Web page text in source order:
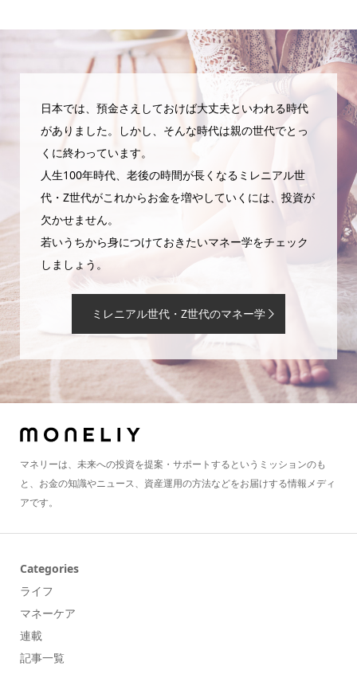
日本では、預金さえしておけば大丈夫といわれる時代
がありました。しかし、そんな時代は親の世代でとっ
くに終わっています。
人生100年時代、老後の時間が長くなるミレニアル世
代・Z世代がこれからお金を増やしていくには、投資が
欠かせません。
若いうちから身につけておきたいマネー学をチェック
しましょう。
ミレニアル世代・Z世代のマネー学
マネリーは、未来への投資を提案・サポートするというミッションのも
と、お金の知識やニュース、資産運用の方法などをお届けする情報メディ
アです。
Categories
ライフ
マネーケア
連載
記事一覧